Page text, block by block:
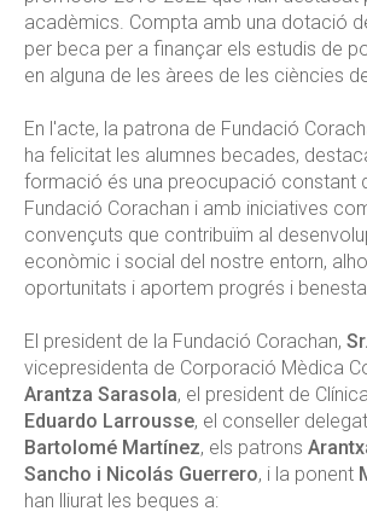
acadèmics. Compta amb una dotació
per beca per a finançar els estudis de
en alguna de les àrees de les ciències
En l'acte, la patrona de Fundació
ha felicitat les alumnes becades,
formació és una preocupació constant
Fundació Corachan i amb iniciatives
convençuts que contribuïm al
econòmic i social del nostre entorn,
oportunitats i aportem progrés i
El president de la Fundació Corachan,
vicepresidenta de Corporació Mèdica
Arantza Sarasola, el president de
Eduardo Larrousse, el conseller
Bartolomé Martínez, els patrons
Sancho i Nicolás Guerrero, i la ponent
han lliurat les beques a: